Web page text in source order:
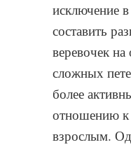
исключение
составить
веревочек на
сложных
более
отношению к
взрослым.